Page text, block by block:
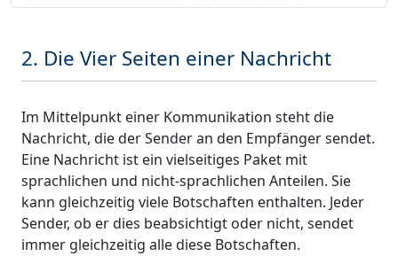
2. Die Vier Seiten einer Nachricht
Im Mittelpunkt einer Kommunikation steht die
Nachricht, die der Sender an den Empfänger sendet.
Eine Nachricht ist ein vielseitiges Paket mit
sprachlichen und nicht-sprachlichen Anteilen. Sie
kann gleichzeitig viele Botschaften enthalten. Jeder
Sender, ob er dies beabsichtigt oder nicht, sendet
immer gleichzeitig alle diese Botschaften.